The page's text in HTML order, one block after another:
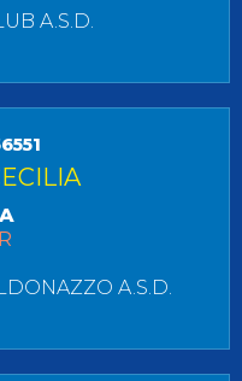
A.S.D.
A.S.D.